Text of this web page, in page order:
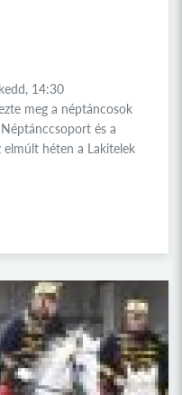
14:30
meg a néptáncosok
és a
elmúlt héten a Lakitelek